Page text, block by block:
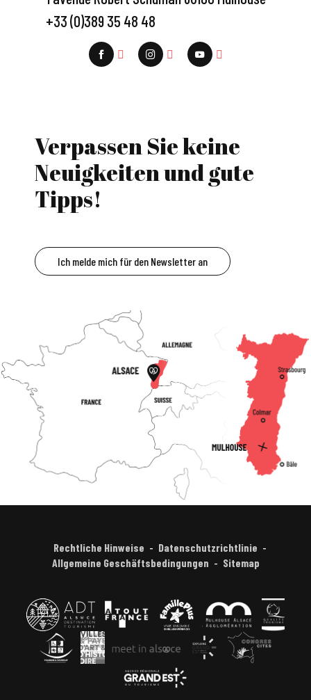
+33 (0)389 35 48 48
Verpassen Sie keine
Neuigkeiten und gute
Tipps!
Ich melde mich für den Newsletter an
Rechtliche Hinweise
Datenschutzrichtlinie
Allgemeine Geschäftsbedingungen
Sitemap